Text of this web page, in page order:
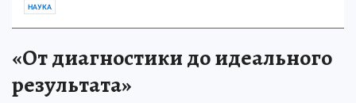
НАУКА
«От диагностики до идеального
результата»